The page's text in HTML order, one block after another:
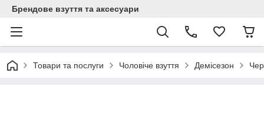
Брендове взуття та аксесуари
Товари та послуги Чоловіче взуття Демісезон